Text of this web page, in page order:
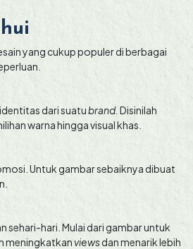
yang cukup populer di berbagai
dari suatubrand.Disinilah
warna hingga visual khas.
Untuk gambar sebaiknya dibuat
sehari-hari. Mulai dari gambar untuk
meningkatkanviewsdan menarik lebih